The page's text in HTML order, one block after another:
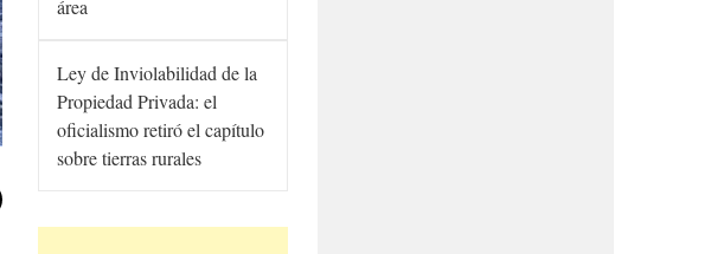
área
Ley de Inviolabilidad de la
Propiedad Privada: el
oficialismo retiró el capítulo
sobre tierras rurales